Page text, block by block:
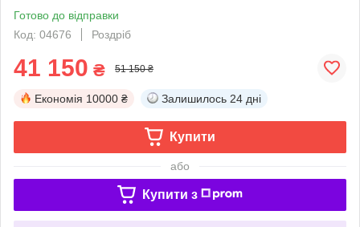
Готово до відправки
Код: 04676
Роздріб
41 150 ₴ 51 150 ₴
Економія 10000 ₴ Залишилось 24 дні
Купити
або
Купити з